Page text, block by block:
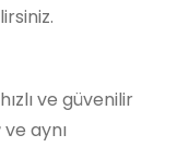
ve güvenilir
ve aynı